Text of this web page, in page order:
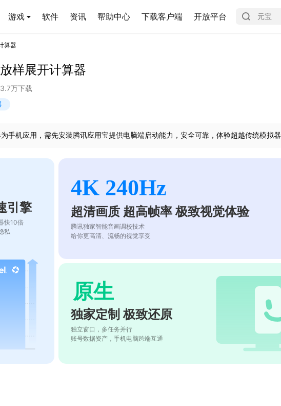
游戏 软件 资讯 帮助中心 下载客户端 开放平台
算器
样展开计算器
3.7万下载
为手机应用，需先安装腾讯应用宝提供电脑端启动能力，安全可靠，体验超越传统模拟器
引擎
快10倍
私
4K 240Hz
超清画质 超高帧率 极致视觉体验
腾讯独家智能音画调校技术
给你更高清、流畅的视觉享受
原生
独家定制 极致还原
独立窗口，多任务并行
账号数据资产，手机电脑跨端互通